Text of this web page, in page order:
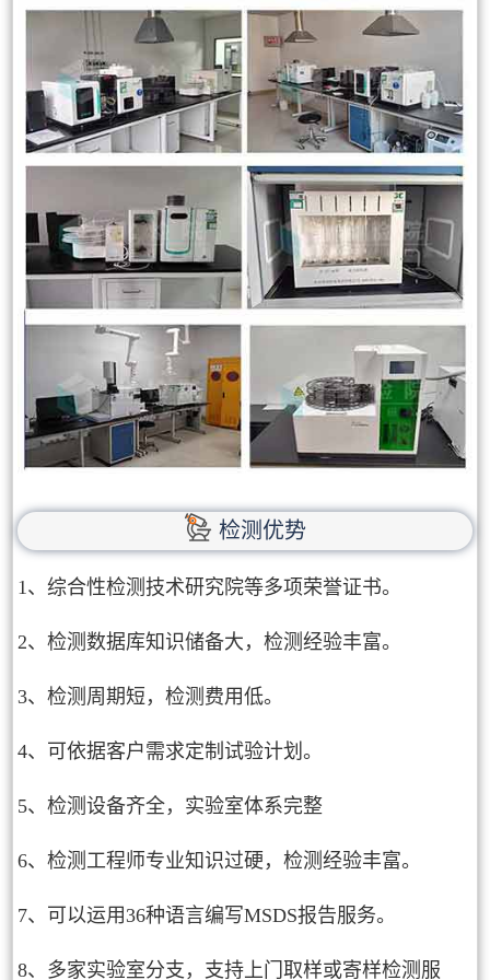
检测优势
1、综合性检测技术研究院等多项荣誉证书。
2、检测数据库知识储备大，检测经验丰富。
3、检测周期短，检测费用低。
4、可依据客户需求定制试验计划。
5、检测设备齐全，实验室体系完整
6、检测工程师专业知识过硬，检测经验丰富。
7、可以运用36种语言编写MSDS报告服务。
8、多家实验室分支，支持上门取样或寄样检测服